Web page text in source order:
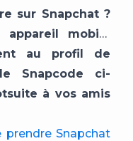
sur Snapchat ?
mobile
au profil de
Snapcode ci-
à vos amis
prendre Snapchat